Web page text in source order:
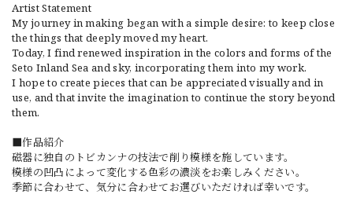
Artist Statement
My journey in making began with a simple desire: to keep close
the things that deeply moved my heart.
Today, I find renewed inspiration in the colors and forms of the
Seto Inland Sea and sky, incorporating them into my work.
I hope to create pieces that can be appreciated visually and in
use, and that invite the imagination to continue the story beyond
them.
■作品紹介
磁器に独自のトビカンナの技法で削り模様を施しています。
模様の凹凸によって変化する色彩の濃淡をお楽しみください。
季節に合わせて、気分に合わせてお選びいただければ幸いです。